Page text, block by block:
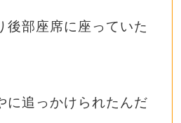
後部座席に座っていた
に追っかけられたんだ